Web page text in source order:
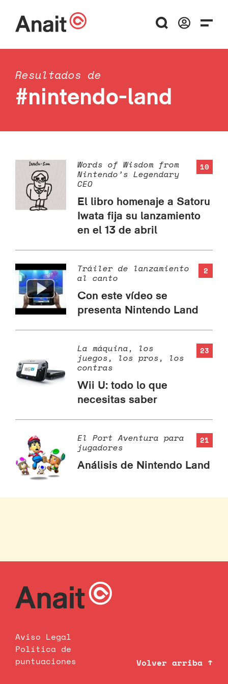
Resultados de
#nintendo-land
10
Words of Wisdom from
Nintendo’s Legendary
CEO
El libro homenaje a Satoru
Iwata fija su lanzamiento
en el 13 de abril
2
Tráiler de lanzamiento
al canto
Con este vídeo se
presenta Nintendo Land
23
La máquina, los
juegos, los pros, los
contras
Wii U: todo lo que
necesitas saber
21
El Port Aventura para
jugadores
Análisis de Nintendo Land
Aviso Legal
Política de
puntuaciones
Volver arriba ↑